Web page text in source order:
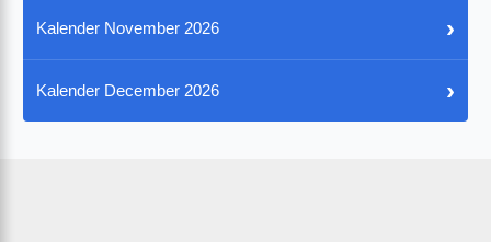
Kalender November 2026 ›
Kalender December 2026 ›